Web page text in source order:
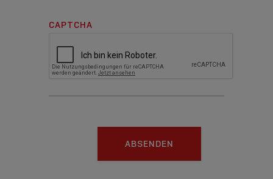
CAPTCHA
ABSENDEN